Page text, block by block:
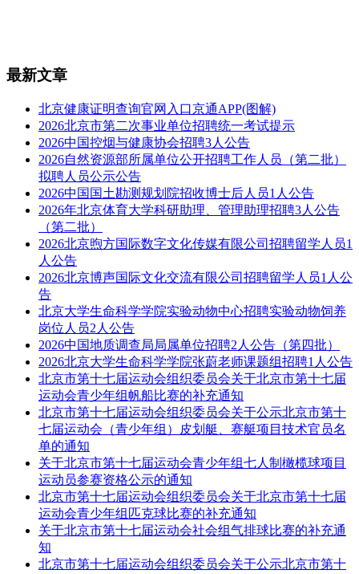
最新文章
北京健康证明查询官网入口京通APP(图解)
2026北京市第二次事业单位招聘统一考试提示
2026中国控烟与健康协会招聘3人公告
2026自然资源部所属单位公开招聘工作人员（第二批）
拟聘人员公示公告
2026中国国土勘测规划院招收博士后人员1人公告
2026年北京体育大学科研助理、管理助理招聘3人公告
（第二批）
2026北京煦方国际数字文化传媒有限公司招聘留学人员1
人公告
2026北京博声国际文化交流有限公司招聘留学人员1人公
告
北京大学生命科学学院实验动物中心招聘实验动物饲养
岗位人员2人公告
2026中国地质调查局局属单位招聘2人公告（第四批）
2026北京大学生命科学学院张蔚老师课题组招聘1人公告
北京市第十七届运动会组织委员会关于北京市第十七届
运动会青少年组帆船比赛的补充通知
北京市第十七届运动会组织委员会关于公示北京市第十
七届运动会（青少年组）皮划艇、赛艇项目技术官员名
单的通知
关于北京市第十七届运动会青少年组七人制橄榄球项目
运动员参赛资格公示的通知
北京市第十七届运动会组织委员会关于北京市第十七届
运动会青少年组匹克球比赛的补充通知
关于北京市第十七届运动会社会组气排球比赛的补充通
知
北京市第十七届运动会组织委员会关于公示北京市第十